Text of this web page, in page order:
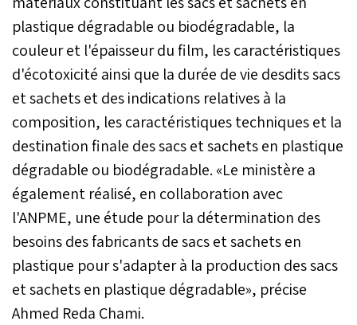
plastique dégradable ou biodégradable, la
couleur et l'épaisseur du film, les caractéristiques
d'écotoxicité ainsi que la durée de vie desdits sacs
et sachets et des indications relatives à la
composition, les caractéristiques techniques et la
destination finale des sacs et sachets en plastique
dégradable ou biodégradable. «Le ministère a
également réalisé, en collaboration avec
l'ANPME, une étude pour la détermination des
besoins des fabricants de sacs et sachets en
plastique pour s'adapter à la production des sacs
et sachets en plastique dégradable», précise
Ahmed Reda Chami.